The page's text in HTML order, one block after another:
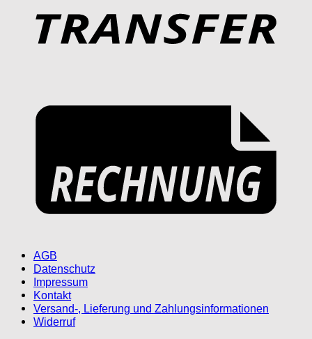
AGB
Datenschutz
Impressum
Kontakt
Versand-, Lieferung und Zahlungsinformationen
Widerruf